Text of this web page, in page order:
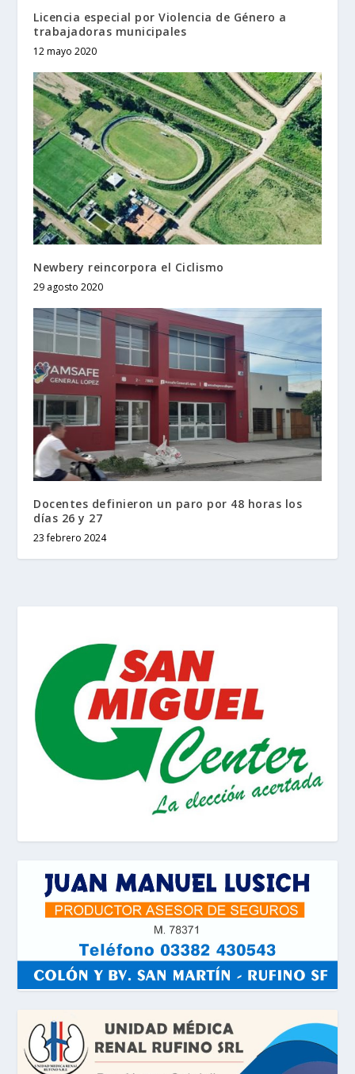
Licencia especial por Violencia de Género a
trabajadoras municipales
12 mayo 2020
Newbery reincorpora el Ciclismo
29 agosto 2020
Docentes definieron un paro por 48 horas los
días 26 y 27
23 febrero 2024